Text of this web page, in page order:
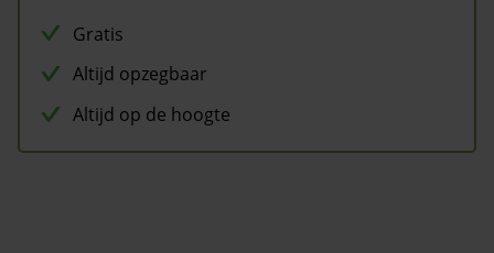
Gratis
Altijd opzegbaar
Altijd op de hoogte